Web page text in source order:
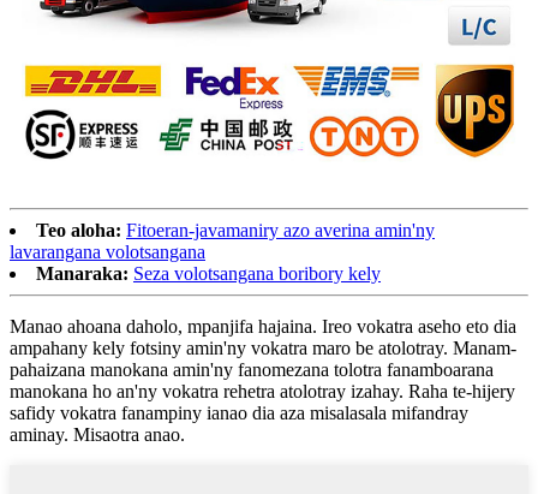
Teo aloha: Fitoeran-javamaniry azo averina amin'ny
lavarangana volotsangana
Manaraka: Seza volotsangana boribory kely
Manao ahoana daholo, mpanjifa hajaina. Ireo vokatra aseho eto dia
ampahany kely fotsiny amin'ny vokatra maro be atolotray. Manam-
pahaizana manokana amin'ny fanomezana tolotra fanamboarana
manokana ho an'ny vokatra rehetra atolotray izahay. Raha te-hijery
safidy vokatra fanampiny ianao dia aza misalasala mifandray
aminay. Misaotra anao.